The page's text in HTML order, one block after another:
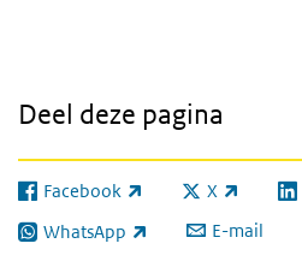
Deel deze pagina
Facebook
(externe link) X
(externe link)
WhatsApp
(externe link) E-mail